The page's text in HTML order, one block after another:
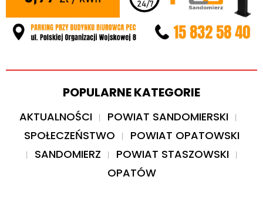
POPULARNE KATEGORIE
AKTUALNOŚCI
POWIAT SANDOMIERSKI
SPOŁECZEŃSTWO
POWIAT OPATOWSKI
SANDOMIERZ
POWIAT STASZOWSKI
OPATÓW